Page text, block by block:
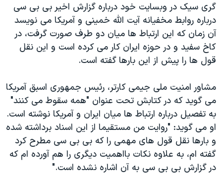
تریبونال مردمی آبان ۹۸
دادگاه حمید نوری
چهل سال گروگان‌گیری
قانون شفافیت دارائی کادر رهبری ایران
اسرائیل در جنگ
نرگس محمدی برنده جایزه نوبل صلح
همایش محافظه‌کاران آمریکا «سی‌پک»
صفحه‌های ویژه
سفر پرزیدنت ترامپ به چین
گری سیک در وبسایت خود درباره گزارش اخیر بی بی سی
درباره روابط مخفیانه آیت الله خمینی و آمریکا می نویسد
آن زمان که این ارتباط ها میان دو طرف صورت گرفت، در
کاخ سفید و در حوزه ایران کار می کرده است و این نقل
قول ها را پیش از این بارها گفته است.
مشاور امنیت ملی جیمی کارتر، رئیس جمهوری اسبق آمریکا
می گوید که در کتابش تحت عنوان "همه سقوط می کنند"
به تفصیل درباره ارتباط ها میان ایران و آمریکا نوشته است.
او می گوید: "روایت من مستقیما از این اسناد برداشته شده
و بارها نقل قول های مهمی را که بی بی سی مطرح کرد
گفته ام، به علاوه نکات بااهمیت دیگری را هم آورده ام که
در گزارش بی بی سی به آن اشاره نشده است."